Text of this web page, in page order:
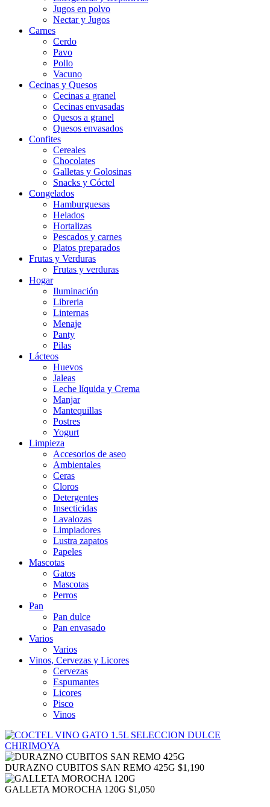
Jugos en polvo
Nectar y Jugos
Carnes
Cerdo
Pavo
Pollo
Vacuno
Cecinas y Quesos
Cecinas a granel
Cecinas envasadas
Quesos a granel
Quesos envasados
Confites
Cereales
Chocolates
Galletas y Golosinas
Snacks y Cóctel
Congelados
Hamburguesas
Helados
Hortalizas
Pescados y carnes
Platos preparados
Frutas y Verduras
Frutas y verduras
Hogar
Iluminación
Libreria
Linternas
Menaje
Panty
Pilas
Lácteos
Huevos
Jaleas
Leche líquida y Crema
Manjar
Mantequillas
Postres
Yogurt
Limpieza
Accesorios de aseo
Ambientales
Ceras
Cloros
Detergentes
Insecticidas
Lavalozas
Limpiadores
Lustra zapatos
Papeles
Mascotas
Gatos
Mascotas
Perros
Pan
Pan dulce
Pan envasado
Varios
Varios
Vinos, Cervezas y Licores
Cervezas
Espumantes
Licores
Pisco
Vinos
DURAZNO CUBITOS SAN REMO 425G $1,190
GALLETA MOROCHA 120G $1,050